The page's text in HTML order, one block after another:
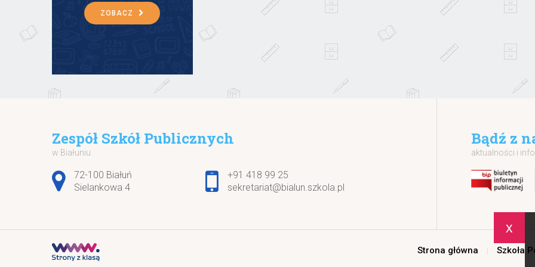
x
ZOBACZ
Zespół Szkół Publicznych
w Białuniu
Adres pocztowy:
72-100 Białuń
Sielankowa 4
+91 418 99 25
sekretariat@bialun.szkola.pl
Bądź z
aktualności i
Strona główna Szkoła